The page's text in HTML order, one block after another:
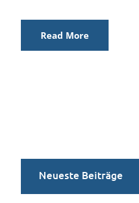
Read More
Neueste Beiträge